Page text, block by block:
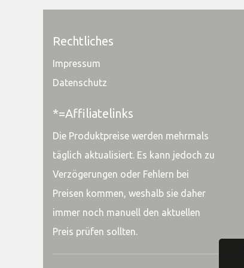
Rechtliches
Impressum
Datenschutz
*=Affiliatelinks
Die Produktpreise werden mehrmals
täglich aktualisiert. Es kann jedoch zu
Verzögerungen oder Fehlern bei
Preisen kommen, weshalb sie daher
immer noch manuell den aktuellen
Preis prüfen sollten.